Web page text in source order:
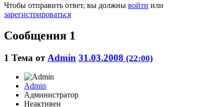
Чтобы отправить ответ, вы должны войти или
зарегистрироваться
Сообщения 1
1 Тема от Admin 31.03.2008 (22:00)
Admin
Администратор
Неактивен